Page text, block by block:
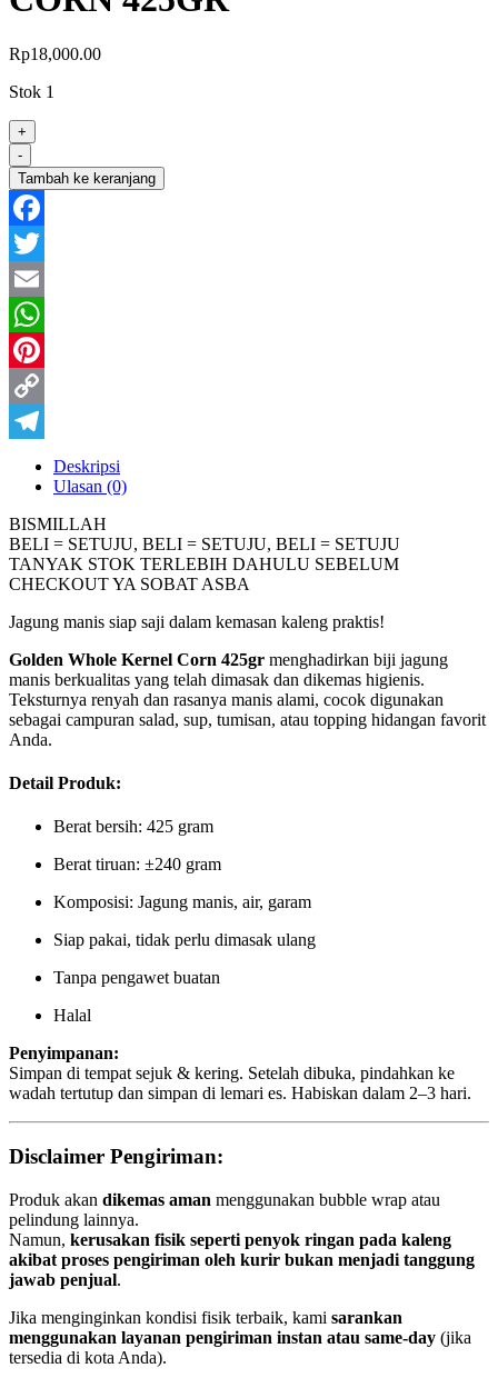
Rp18,000.00
Stok 1
+
-
Tambah ke keranjang
Facebook
Twitter
Email
WhatsApp
Pinterest
Copy
Telegram
Deskripsi
Ulasan (0)
BISMILLAH
BELI = SETUJU, BELI = SETUJU, BELI = SETUJU
TANYAK STOK TERLEBIH DAHULU SEBELUM
CHECKOUT YA SOBAT ASBA
Jagung manis siap saji dalam kemasan kaleng praktis!
Golden Whole Kernel Corn 425gr menghadirkan biji jagung
manis berkualitas yang telah dimasak dan dikemas higienis.
Teksturnya renyah dan rasanya manis alami, cocok digunakan
sebagai campuran salad, sup, tumisan, atau topping hidangan favorit
Anda.
Detail Produk:
Berat bersih: 425 gram
Berat tiruan: ±240 gram
Komposisi: Jagung manis, air, garam
Siap pakai, tidak perlu dimasak ulang
Tanpa pengawet buatan
Halal
Penyimpanan:
Simpan di tempat sejuk & kering. Setelah dibuka, pindahkan ke
wadah tertutup dan simpan di lemari es. Habiskan dalam 2–3 hari.
Disclaimer Pengiriman:
Produk akan dikemas aman menggunakan bubble wrap atau
pelindung lainnya.
Namun, kerusakan fisik seperti penyok ringan pada kaleng
akibat proses pengiriman oleh kurir bukan menjadi tanggung
jawab penjual.
Jika menginginkan kondisi fisik terbaik, kami sarankan
menggunakan layanan pengiriman instan atau same-day (jika
tersedia di kota Anda).